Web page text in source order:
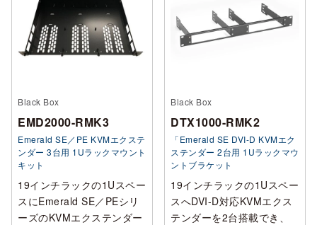
Black Box
EMD2000-RMK3
Emerald SE／PE KVMエクステ
ンダー 3台用 1Uラックマウント
キット
19インチラックの1Uスペー
スにEmerald SE／PEシリ
ーズのKVMエクステンダー
Black Box
DTX1000-RMK2
「Emerald SE DVI-D KVMエク
ステンダー 2台用 1Uラックマウ
ントブラケット
19インチラックの1Uスペー
スへDVI-D対応KVMエクス
テンダーを2台搭載でき、